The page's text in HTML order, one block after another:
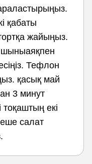
қабаты
жайыңыз.
шыныаяқпен
Тефлон
қасық май
3 минут
екі
салат